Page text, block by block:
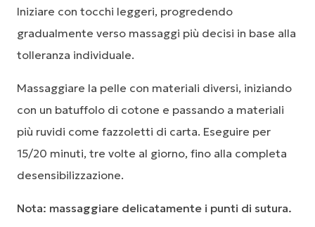
Iniziare con tocchi leggeri, progredendo
gradualmente verso massaggi più decisi in base alla
tolleranza individuale.
Massaggiare la pelle con materiali diversi, iniziando
con un batuffolo di cotone e passando a materiali
più ruvidi come fazzoletti di carta. Eseguire per
15/20 minuti, tre volte al giorno, fino alla completa
desensibilizzazione.
Nota: massaggiare delicatamente i punti di sutura.